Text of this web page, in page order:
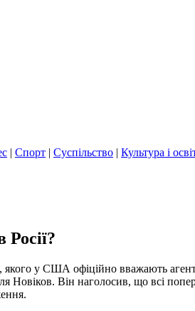
| Спорт | Суспільство | Культура і
якого у США офіційно вважають
Новіков. Він наголосив, що всі